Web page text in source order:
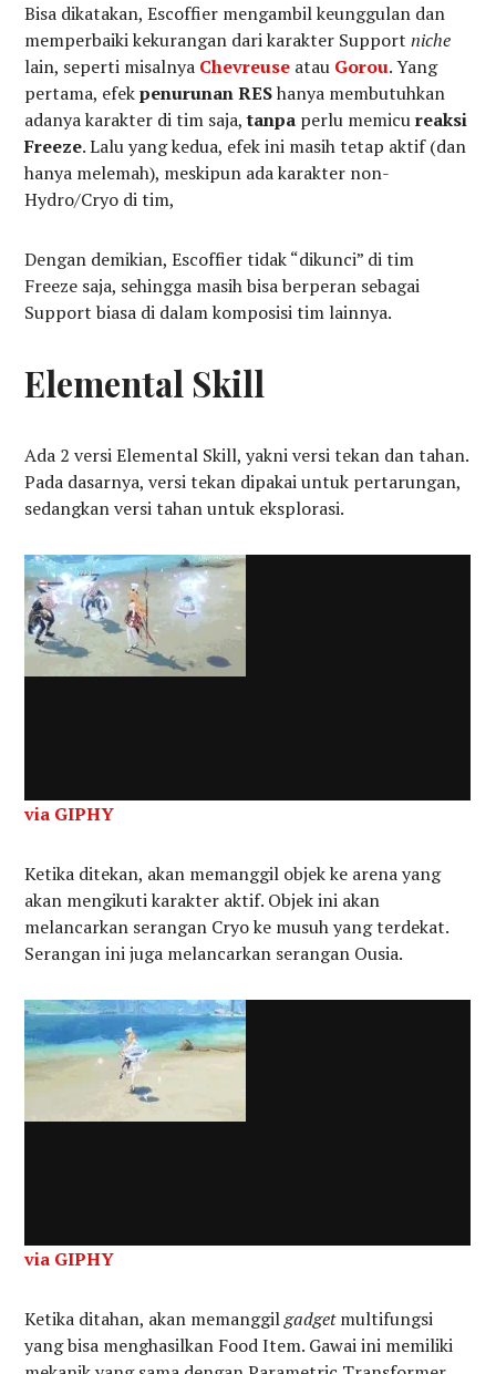
Bisa dikatakan, Escoffier mengambil keunggulan dan
memperbaiki kekurangan dari karakter Supportniche
lain, seperti misalnya Chevreuse atau Gorou. Yang
pertama, efekpenurunan REShanya membutuhkan
adanya karakter di tim saja,tanpa perlu memicureaksi
Freeze. Lalu yang kedua, efek ini masih tetap aktif (dan
hanya melemah), meskipun ada karakter non-
Hydro/Cryo di tim,
Dengan demikian, Escoffier tidak “dikunci” di tim
Freeze saja, sehingga masih bisa berperan sebagai
Support biasa di dalam komposisi tim lainnya.
Elemental Skill
Ada 2 versi Elemental Skill, yakni versi tekan dan tahan.
Pada dasarnya, versi tekan dipakai untuk pertarungan,
sedangkan versi tahan untuk eksplorasi.
via GIPHY
Ketika ditekan, akan memanggil objek ke arena yang
akan mengikuti karakter aktif. Objek ini akan
melancarkan serangan Cryo ke musuh yang terdekat.
Serangan ini juga melancarkan serangan Ousia.
via GIPHY
Ketika ditahan, akan memanggilgadgetmultifungsi
yang bisa menghasilkan Food Item. Gawai ini memiliki